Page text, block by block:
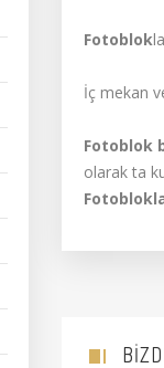
Fotoblok
İç mekan
Fotoblok
olarak ta